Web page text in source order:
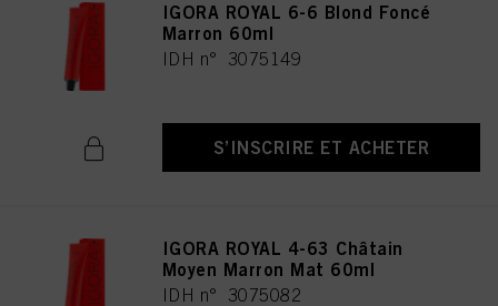
IGORA ROYAL 6-6 Blond Foncé
Marron 60ml
IDH n° 3075149
S’INSCRIRE ET ACHETER
IGORA ROYAL 4-63 Châtain
Moyen Marron Mat 60ml
IDH n° 3075082